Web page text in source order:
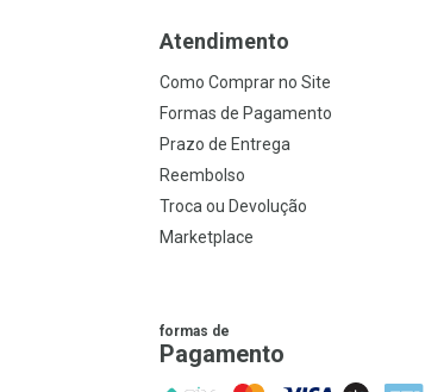
Atendimento
Como Comprar no Site
Formas de Pagamento
Prazo de Entrega
Reembolso
Troca ou Devolução
Marketplace
formas de
Pagamento